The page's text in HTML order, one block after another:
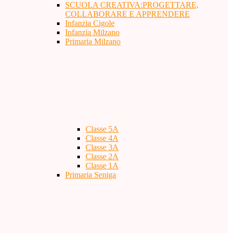
SCUOLA CREATIVA:PROGETTARE,
COLLABORARE E APPRENDERE
Infanzia Cigole
Infanzia Milzano
Primaria Milzano
Classe 5A
Classe 4A
Classe 3A
Classe 2A
Classe 1A
Primaria Seniga